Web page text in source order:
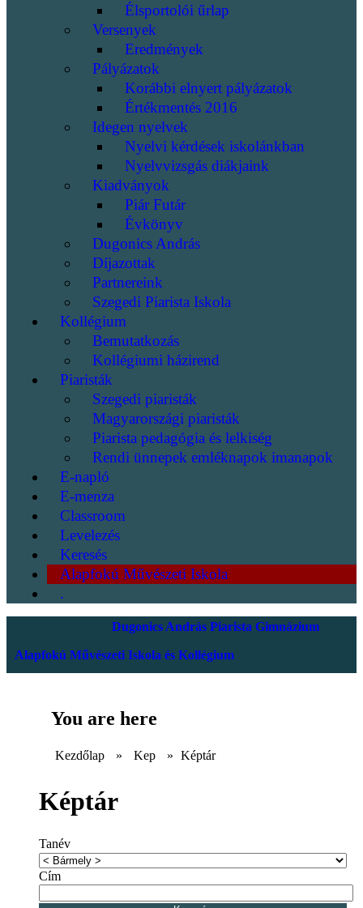
Élsportolói űrlap
Versenyek
Eredmények
Pályázatok
Korábbi elnyert pályázatok
Értékmentés 2016
Idegen nyelvek
Nyelvi kérdések iskolánkban
Nyelvvizsgás diákjaink
Kiadványok
Piár Futár
Évkönyv
Dugonics András
Díjazottak
Partnereink
Szegedi Piarista Iskola
Kollégium
Bemutatkozás
Kollégiumi házirend
Piaristák
Szegedi piaristák
Magyarországi piaristák
Piarista pedagógia és lelkiség
Rendi ünnepek emléknapok imanapok
E-napló
E-menza
Classroom
Levelezés
Keresés
Alapfokú Művészeti Iskola
.
Dugonics András Piarista Gimnázium
Alapfokú Művészeti Iskola és Kollégium
You are here
Kezdőlap » Kep » Képtár
Képtár
Tanév
Cím